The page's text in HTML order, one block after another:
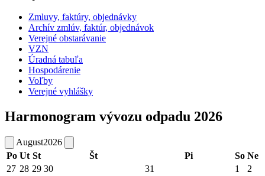
Zmluvy, faktúry, objednávky
Archív zmlúv, faktúr, objednávok
Verejné obstarávanie
VZN
Úradná tabuľa
Hospodárenie
Voľby
Verejné vyhlášky
Harmonogram vývozu odpadu 2026
August2026
Po Ut St Št Pi So Ne
27 28 29 30 31 1 2